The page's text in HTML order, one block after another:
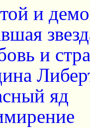
и
и
яд